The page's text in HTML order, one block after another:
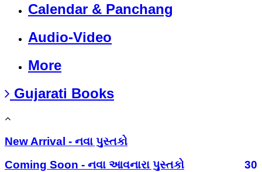
Calendar & Panchang
Audio-Video
More
Gujarati Books
New Arrival - નવા પુસ્તકો
Coming Soon - નવા આવનારા પુસ્તકો
30